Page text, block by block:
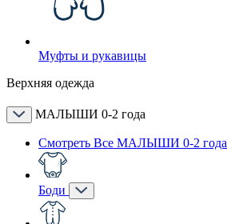
Муфты и рукавицы
Верхняя одежда
МАЛЫШИ 0-2 года
Смотреть Все МАЛЫШИ 0-2 года
Боди